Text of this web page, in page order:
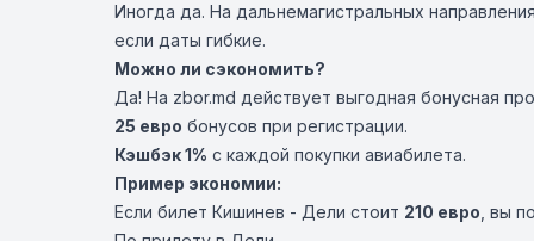
Иногда да. На дальнемагистральных
если даты гибкие.
Можно ли сэкономить?
Да! На zbor.md действует выгодная бонусная
25 евро бонусов при регистрации.
Кэшбэк 1% с каждой покупки авиабилета.
Пример экономии:
Если билет Кишинев - Дели стоит 210 евро , вы